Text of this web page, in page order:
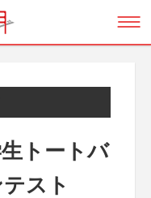
トートバ
スト